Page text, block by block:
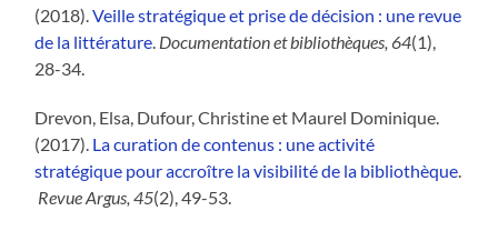
(2018). Veille stratégique et prise de décision : une revue
de la littérature Documentation et bibliothèques, 64(1),
28-34.
Drevon, Elsa, Dufour, Christine et Maurel Dominique.
(2017). La curation de contenus : une activité
stratégique pour accroître la visibilité de la bibliothèque
Revue Argus, 45(2), 49-53.